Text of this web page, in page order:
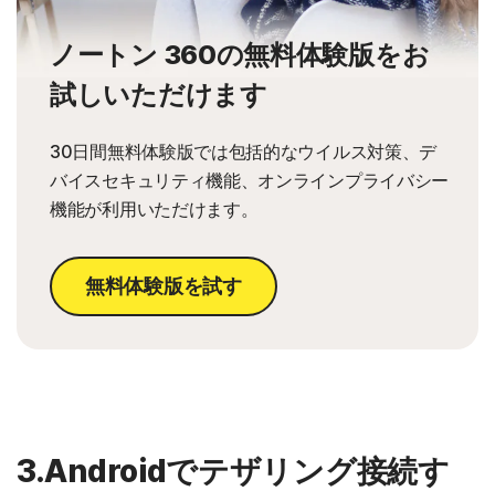
ノートン 360の無料体験版をお
試しいただけます
30日間無料体験版では包括的なウイルス対策、デ
バイスセキュリティ機能、オンラインプライバシー
機能が利用いただけます。
無料体験版を試す
3.Androidでテザリング接続す